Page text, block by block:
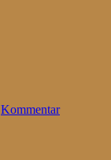
Kommentar